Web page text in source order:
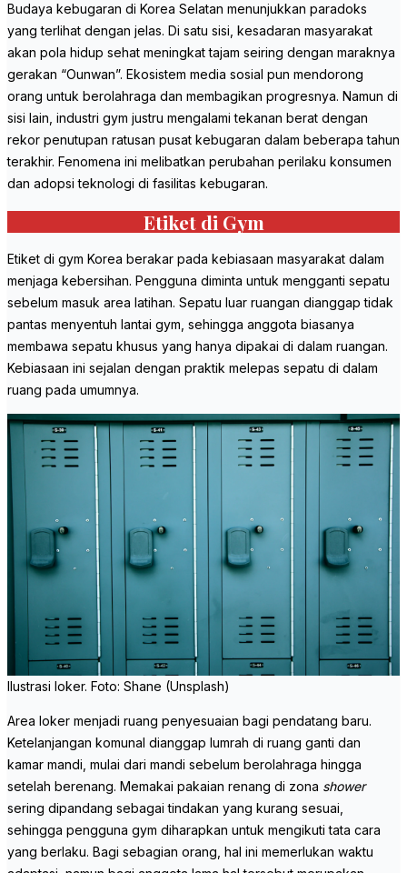
Budaya kebugaran di Korea Selatan menunjukkan paradoks
yang terlihat dengan jelas. Di satu sisi, kesadaran masyarakat
akan pola hidup sehat meningkat tajam seiring dengan maraknya
gerakan “Ounwan”. Ekosistem media sosial pun mendorong
orang untuk berolahraga dan membagikan progresnya. Namun di
sisi lain, industri gym justru mengalami tekanan berat dengan
rekor penutupan ratusan pusat kebugaran dalam beberapa tahun
terakhir. Fenomena ini melibatkan perubahan perilaku konsumen
dan adopsi teknologi di fasilitas kebugaran.
Etiket di Gym
Etiket di gym Korea berakar pada kebiasaan masyarakat dalam
menjaga kebersihan. Pengguna diminta untuk mengganti sepatu
sebelum masuk area latihan. Sepatu luar ruangan dianggap tidak
pantas menyentuh lantai gym, sehingga anggota biasanya
membawa sepatu khusus yang hanya dipakai di dalam ruangan.
Kebiasaan ini sejalan dengan praktik melepas sepatu di dalam
ruang pada umumnya.
Ilustrasi loker. Foto: Shane (Unsplash)
Area loker menjadi ruang penyesuaian bagi pendatang baru.
Ketelanjangan komunal dianggap lumrah di ruang ganti dan
kamar mandi, mulai dari mandi sebelum berolahraga hingga
setelah berenang. Memakai pakaian renang di zona shower
sering dipandang sebagai tindakan yang kurang sesuai,
sehingga pengguna gym diharapkan untuk mengikuti tata cara
yang berlaku. Bagi sebagian orang, hal ini memerlukan waktu